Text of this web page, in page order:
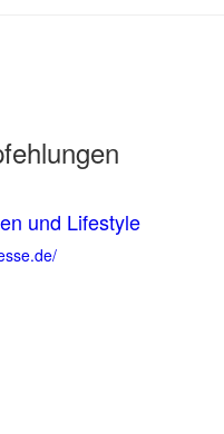
und Lifestyle